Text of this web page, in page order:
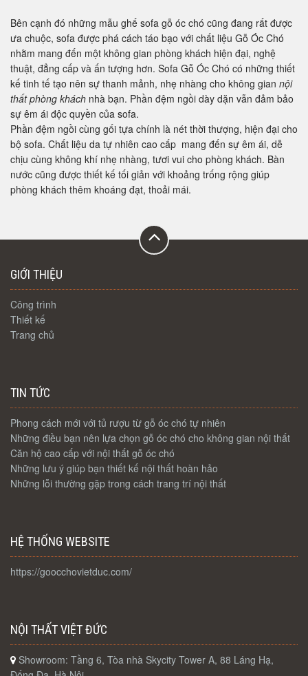
Bên cạnh đó những mẫu ghế sofa gỗ óc chó cũng đang rất được
ưa chuộc, sofa được phá cách táo bạo với chất liệu Gỗ Óc Chó
nhằm mang đến một không gian phòng khách hiện đại, nghệ
thuật, đẳng cấp và ấn tượng hơn. Sofa Gỗ Óc Chó có những thiết
kế tinh tế tạo nên sự thanh mảnh, nhẹ nhàng cho không gian nội
thất phòng khách nhà bạn. Phần đệm ngồi dày dặn vẫn đảm bảo
sự êm ái độc quyền của sofa.
Phần đệm ngồi cùng gối tựa chính là nét thời thượng, hiện đại cho
bộ sofa. Chất liệu da tự nhiên cao cấp mang đến sự êm ái, dễ
chịu cùng không khí nhẹ nhàng, tươi vui cho phòng khách. Bàn
nước cũng được thiết kế tối giản với khoảng trống rộng giúp
phòng khách thêm khoáng đạt, thoải mái.
GIỚI THIỆU
Công trình
Thiết kế
Trang chủ
TIN TỨC
Phong cách mới với tủ rượu từ gỗ óc chó tự nhiên
Những điều bạn nên lựa chọn gỗ óc chó cho không gian nội thất
Căn hộ cao cấp với nội thất gỗ óc chó
Những lưu ý giúp bạn thiết kế nội thất hoàn hảo
Những lỗi thường gặp trong cách trang trí nội thất
HỆ THỐNG WEBSITE
https://goocchovietduc.com/
NỘI THẤT VIỆT ĐỨC
Showroom: Tầng 6, Tòa nhà Skycity Tower A, 88 Láng Hạ,